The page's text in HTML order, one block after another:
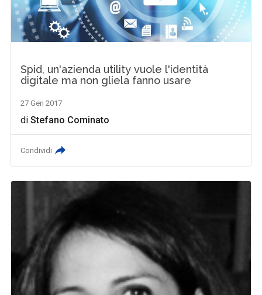
Spid, un'azienda utility vuole l'identità
digitale ma non gliela fanno usare
27 Gen 2017
diStefano Cominato
Condividi